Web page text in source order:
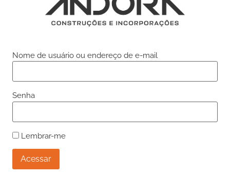
Nome de usuário ou endereço de e-mail
Senha
Lembrar-me